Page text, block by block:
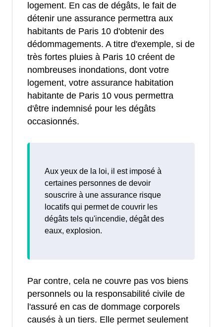
logement. En cas de dégâts, le fait de
détenir une assurance permettra aux
habitants de Paris 10 d'obtenir des
dédommagements. A titre d'exemple, si de
très fortes pluies à Paris 10 créent de
nombreuses inondations, dont votre
logement, votre assurance habitation
habitante de Paris 10 vous permettra
d'être indemnisé pour les dégâts
occasionnés.
Aux yeux de la loi, il est imposé à
certaines personnes de devoir
souscrire à une assurance risque
locatifs qui permet de couvrir les
dégâts tels qu'incendie, dégât des
eaux, explosion.
Par contre, cela ne couvre pas vos biens
personnels ou la responsabilité civile de
l'assuré en cas de dommage corporels
causés à un tiers. Elle permet seulement